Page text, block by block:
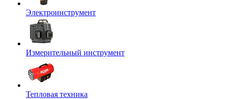
Электроинструмент
Измерительный инструмент
Тепловая техника